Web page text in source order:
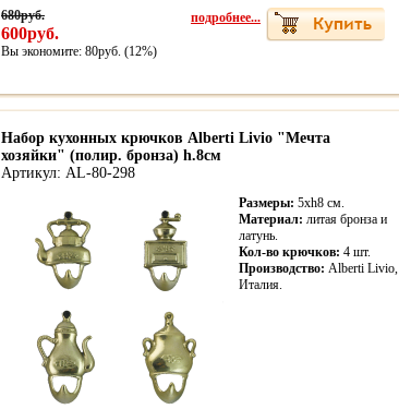
680руб.
600руб.
Вы экономите: 80руб. (12%)
подробнее...
Набор кухонных крючков Alberti Livio "Мечта
хозяйки" (полир. бронза) h.8см
Артикул: AL-80-298
Размеры: 5хh8 см.
Материал: литая бронза и
латунь.
Кол-во крючков: 4 шт.
Производство: Alberti Livio,
Италия.